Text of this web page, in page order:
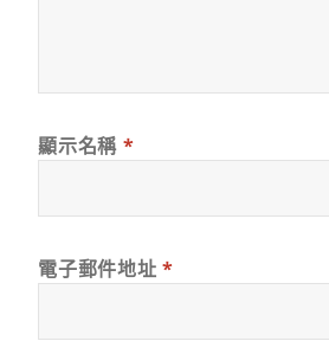
顯示名稱 *
電子郵件地址 *